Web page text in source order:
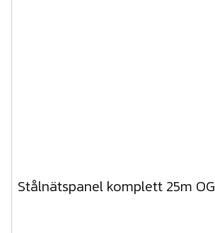
Stålnätspanel komplett 25m OG